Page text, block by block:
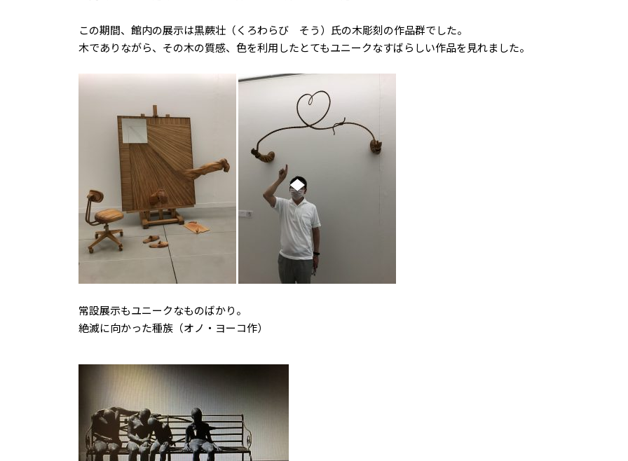
この期間、館内の展示は黒蕨壮（くろわらび そう）氏の木彫刻の作品群でした。
木でありながら、その木の質感、色を利用したとてもユニークなすばらしい作品を見れました。
常設展示もユニークなものばかり。
絶滅に向かった種族（オノ・ヨーコ作）